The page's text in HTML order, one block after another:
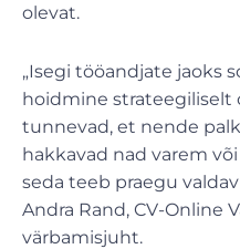
olevat.
„Isegi tööandjate jaoks
hoidmine strateegiliselt
tunnevad, et nende
hakkavad nad varem
seda teeb praegu
Andra Rand, CV-Online
värbamisjuht.